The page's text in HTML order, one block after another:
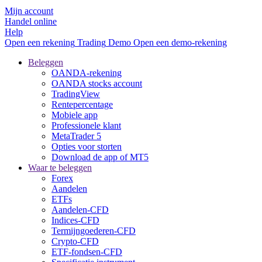
Mijn account
Handel online
Help
Open een rekening Trading Demo Open een demo-rekening
Beleggen
OANDA-rekening
OANDA stocks account
TradingView
Rentepercentage
Mobiele app
Professionele klant
MetaTrader 5
Opties voor storten
Download de app of MT5
Waar te beleggen
Forex
Aandelen
ETFs
Aandelen-CFD
Indices-CFD
Termijngoederen-CFD
Crypto-CFD
ETF-fondsen-CFD